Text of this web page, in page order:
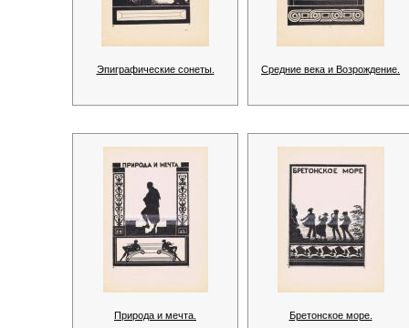
Эпиграфические сонеты. Средние века и Возрождение.
Природа и мечта. Бретонское море.